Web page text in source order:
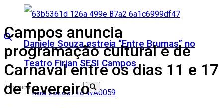
Daniele Souza estreia “Entre Brumas” no
Teatro Firjan SESI Campos
Campos anuncia
programação cultural e de
Carnaval entre os dias 11 e 17
de fevereiro